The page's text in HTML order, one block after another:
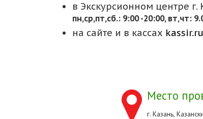
в Экскурсионном центре
пн,cр,пт,сб.: 9:00 -20:00, вт,чт:
на сайте и в кассах kassir.ru
Место
г. Казань,